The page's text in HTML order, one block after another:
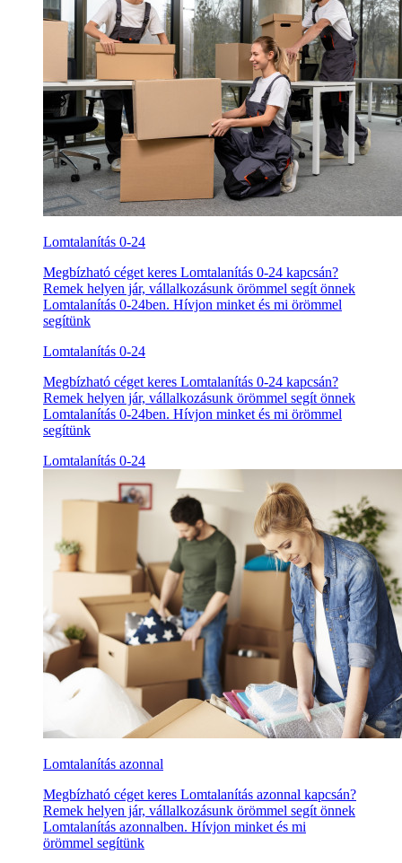
Lomtalanítás 0-24
Megbízható céget keres Lomtalanítás 0-24 kapcsán?
Remek helyen jár, vállalkozásunk örömmel segít önnek
Lomtalanítás 0-24ben. Hívjon minket és mi örömmel
segítünk
Lomtalanítás 0-24
Megbízható céget keres Lomtalanítás 0-24 kapcsán?
Remek helyen jár, vállalkozásunk örömmel segít önnek
Lomtalanítás 0-24ben. Hívjon minket és mi örömmel
segítünk
Lomtalanítás 0-24
Lomtalanítás azonnal
Megbízható céget keres Lomtalanítás azonnal kapcsán?
Remek helyen jár, vállalkozásunk örömmel segít önnek
Lomtalanítás azonnalben. Hívjon minket és mi
örömmel segítünk